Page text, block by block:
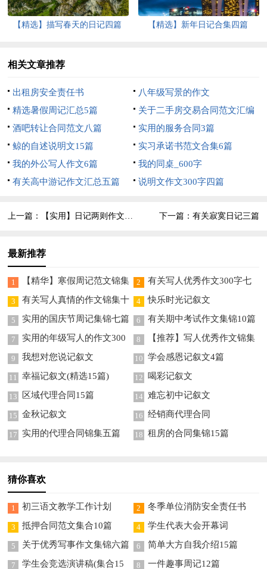
【精选】描写春天的日记四篇 【精选】新年日记合集四篇
相关文章推荐
出租房安全责任书
八年级写景的作文
精选暑假周记汇总5篇
关于二手房交易合同范文汇编
十篇
酒吧转让合同范文八篇
实用的服务合同3篇
鲸的自述说明文15篇
实习承诺书范文合集6篇
我的外公写人作文6篇
我的同桌_600字
有关高中游记作文汇总五篇
说明文作文300字四篇
上一篇： 【实用】日记两则作文4篇 下一篇： 有关寂寞日记三篇
最新推荐
1
【精华】寒假周记范文锦集
五篇
2
有关写人优秀作文300字七
篇
3
有关写人真情的作文锦集十
篇
4 快乐时光记叙文
5 实用的国庆节周记集锦七篇 6 有关期中考试作文集锦10篇
7
实用的年级写人的作文300
字锦集10篇
8
【推荐】写人优秀作文锦集
九篇
9 我想对您说记叙文 10 学会感恩记叙文4篇
11 幸福记叙文(精选15篇) 12 喝彩记叙文
13 区域代理合同15篇 14 难忘初中记叙文
15 金秋记叙文 16 经销商代理合同
17 实用的代理合同锦集五篇 18 租房的合同集锦15篇
猜你喜欢
1 初三语文教学工作计划 2 冬季单位消防安全责任书
3 抵押合同范文集合10篇 4 学生代表大会开幕词
5 关于优秀写事作文集锦六篇 6 简单大方自我介绍15篇
7 学生会竞选演讲稿(集合15 8 一件趣事周记12篇